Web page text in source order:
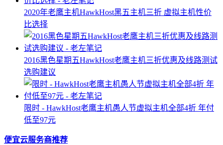
2020年老鹰主机HawkHost黑五主机三折 虚拟主机性价
比选择
2016黑色星期五HawkHost老鹰主机三折优惠及线路测试
选购建议
限时 - HawkHost老鹰主机愚人节虚拟主机全部4折 年付
低至97元
便宜云服务商推荐